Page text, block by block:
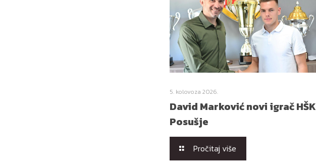
5. kolovoza 2026.
David Marković novi igrač HŠK
Posušje
Pročitaj više